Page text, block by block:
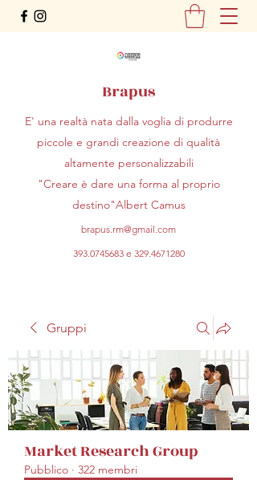
Brapus
E' una realtà nata dalla voglia di produrre
piccole e grandi creazione di qualità
altamente personalizzabili
"Creare è dare una forma al proprio
destino"Albert Camus
brapus.rm@gmail.com
393.0745683e 329.4671280
Gruppi
Market Research Group
Pubblico · 322 membri